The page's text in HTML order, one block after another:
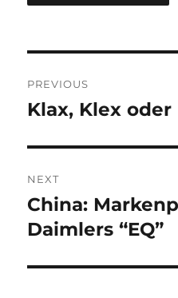
navigation
PREVIOUS
Previous
Klax, Klex oder
NEXT
Next
post:
China:
Daimlers “EQ”